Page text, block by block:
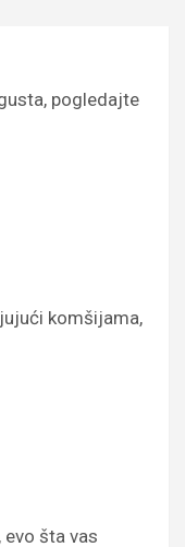
pogledajte
komšijama,
evo šta vas